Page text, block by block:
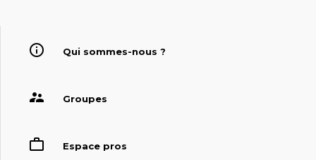
Qui sommes-nous ?
Groupes
Espace pros